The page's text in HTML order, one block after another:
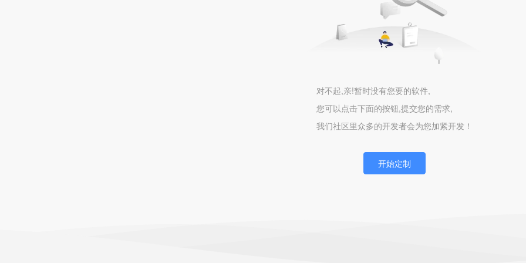
对不起,亲!暂时没有您要的软件,
您可以点击下面的按钮,提交您的需求,
我们社区里众多的开发者会为您加紧开发！
开始定制